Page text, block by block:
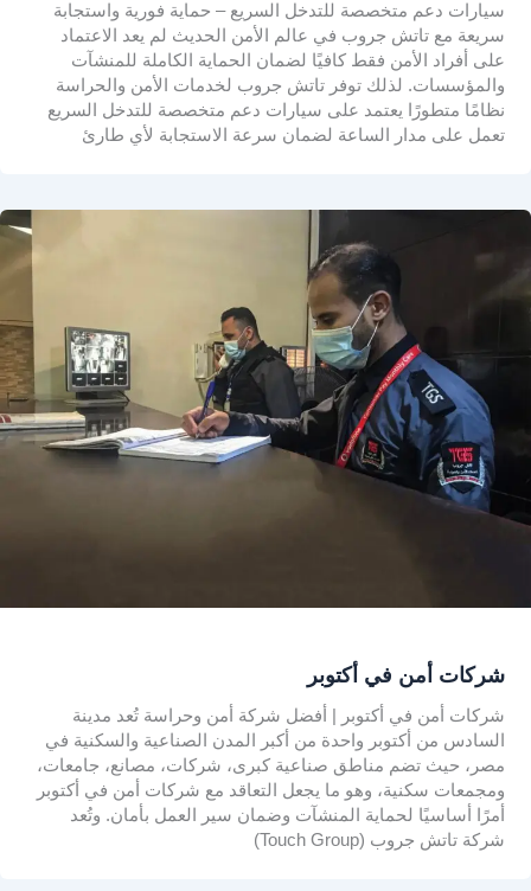
سيارات دعم متخصصة للتدخل السريع – حماية فورية واستجابة
سريعة مع تاتش جروب في عالم الأمن الحديث لم يعد الاعتماد
على أفراد الأمن فقط كافيًا لضمان الحماية الكاملة للمنشآت
والمؤسسات. لذلك توفر تاتش جروب لخدمات الأمن والحراسة
نظامًا متطورًا يعتمد على سيارات دعم متخصصة للتدخل السريع
تعمل على مدار الساعة لضمان سرعة الاستجابة لأي طارئ
شركات أمن في أكتوبر
شركات أمن في أكتوبر | أفضل شركة أمن وحراسة تُعد مدينة
السادس من أكتوبر واحدة من أكبر المدن الصناعية والسكنية في
مصر، حيث تضم مناطق صناعية كبرى، شركات، مصانع، جامعات،
ومجمعات سكنية، وهو ما يجعل التعاقد مع شركات أمن في أكتوبر
أمرًا أساسيًا لحماية المنشآت وضمان سير العمل بأمان. وتُعد
شركة تاتش جروب (Touch Group)